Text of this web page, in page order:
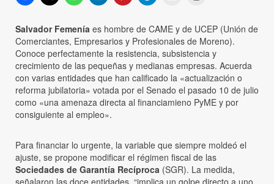
Salvador Femenía es hombre de CAME y de UCEP (Unión de
Comerciantes, Empresarios y Profesionales de Moreno).
Conoce perfectamente la resistencia, subsistencia y
crecimiento de las pequeñas y medianas empresas. Acuerda
con varias entidades que han calificado la «actualización o
reforma jubilatoria» votada por el Senado el pasado 10 de julio
como «una amenaza directa al financiamieno PyME y por
consiguiente al empleo».
Para financiar lo urgente, la variable que siempre moldeó el
ajuste, se propone modificar el régimen fiscal de las
Sociedades de Garantía Recíproca (SGR). La medida,